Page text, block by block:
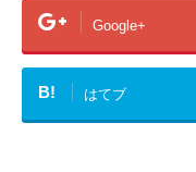
Google+
B! はてブ